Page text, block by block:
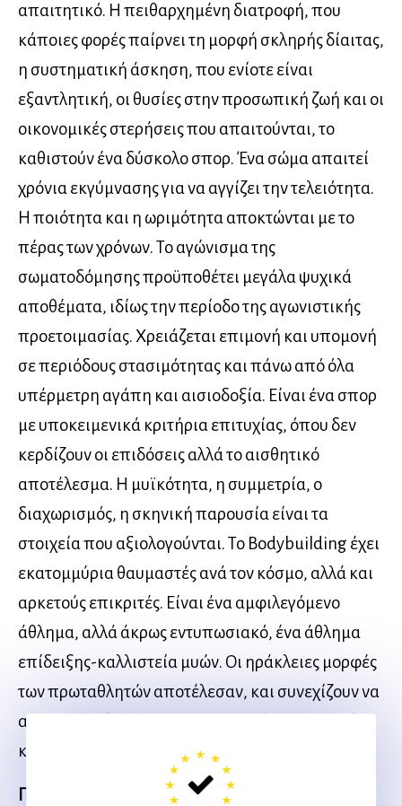
απαιτητικό. Η πειθαρχημένη διατροφή, που
κάποιες φορές παίρνει τη μορφή σκληρής δίαιτας,
η συστηματική άσκηση, που ενίοτε είναι
εξαντλητική, οι θυσίες στην προσωπική ζωή και οι
οικονομικές στερήσεις που απαιτούνται, το
καθιστούν ένα δύσκολο σπορ. Ένα σώμα απαιτεί
χρόνια εκγύμνασης για να αγγίζει την τελειότητα.
Η ποιότητα και η ωριμότητα αποκτώνται με το
πέρας των χρόνων. Το αγώνισμα της
σωματοδόμησης προϋποθέτει μεγάλα ψυχικά
αποθέματα, ιδίως την περίοδο της αγωνιστικής
προετοιμασίας. Χρειάζεται επιμονή και υπομονή
σε περιόδους στασιμότητας και πάνω από όλα
υπέρμετρη αγάπη και αισιοδοξία. Είναι ένα σπορ
με υποκειμενικά κριτήρια επιτυχίας, όπου δεν
κερδίζουν οι επιδόσεις αλλά το αισθητικό
αποτέλεσμα. Η μυϊκότητα, η συμμετρία, ο
διαχωρισμός, η σκηνική παρουσία είναι τα
στοιχεία που αξιολογούνται. Το Bodybuilding έχει
εκατομμύρια θαυμαστές ανά τον κόσμο, αλλά και
αρκετούς επικριτές. Είναι ένα αμφιλεγόμενο
άθλημα, αλλά άκρως εντυπωσιακό, ένα άθλημα
επίδειξης-καλλιστεία μυών. Οι ηράκλειες μορφές
των πρωταθλητών αποτέλεσαν, και συνεχίζουν να
αποτελούν, ίνδαλμα για την ασκούμενη νεολαία
και έναυσμα για την επίτευξη των ονείρων τους.
Περιεχόμενα